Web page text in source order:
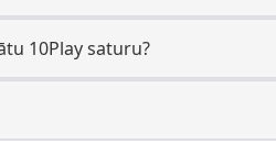
10Play saturu?